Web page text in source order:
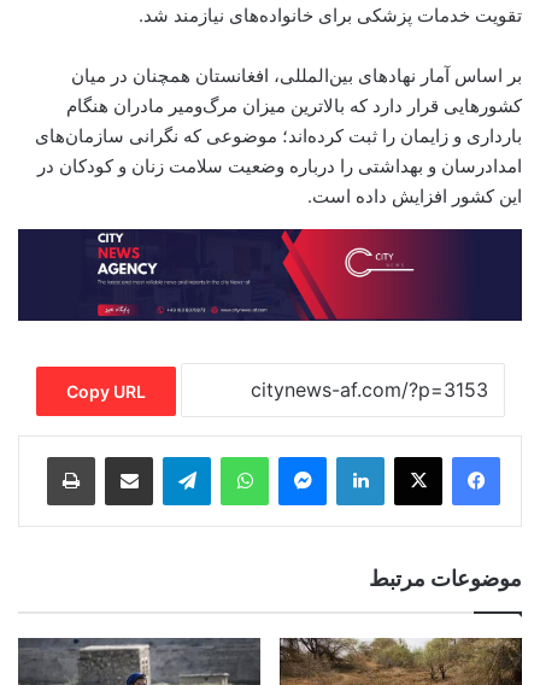
تقویت خدمات پزشکی برای خانواده‌های نیازمند شد.
بر اساس آمار نهادهای بین‌المللی، افغانستان همچنان در میان
کشورهایی قرار دارد که بالاترین میزان مرگ‌ومیر مادران هنگام
بارداری و زایمان را ثبت کرده‌اند؛ موضوعی که نگرانی سازمان‌های
امدادرسان و بهداشتی را درباره وضعیت سلامت زنان و کودکان در
این کشور افزایش داده است.
Copy URL
LinkedIn
Messenger
WhatsApp
Telegram
Share via Email
Print
موضوعات مرتبط